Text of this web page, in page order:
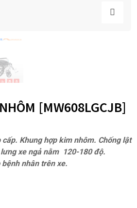
[MW608LGCJB]
Khung hợp kim nhôm. Chống lật
xe ngả nằm 120-180 độ.
nhân trên xe.